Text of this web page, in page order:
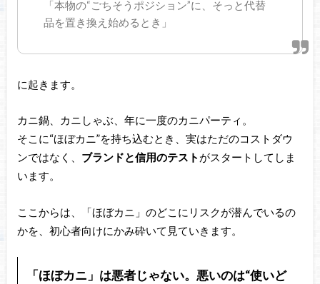
「本物の“ごちそうポジション”に、そっと代替
品を置き換え始めるとき」
に起きます。
カニ鍋、カニしゃぶ、年に一度のカニパーティ。
そこに“ほぼカニ”を持ち込むとき、実はただのコストダウ
ンではなく、 ブランドと信用のテスト がスタートしてしま
います。
ここからは、「ほぼカニ」のどこにリスクが潜んでいるの
かを、初心者向けにかみ砕いて見ていきます。
「ほぼカニ」は悪者じゃない。悪いのは“使いど